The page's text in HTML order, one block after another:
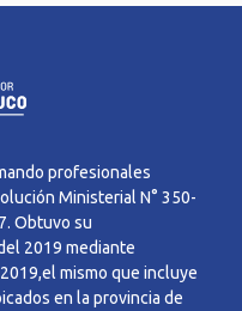
profesionales
Ministerial N° 350-
Obtuvo su
2019 mediante
mismo que incluye
en la provincia de